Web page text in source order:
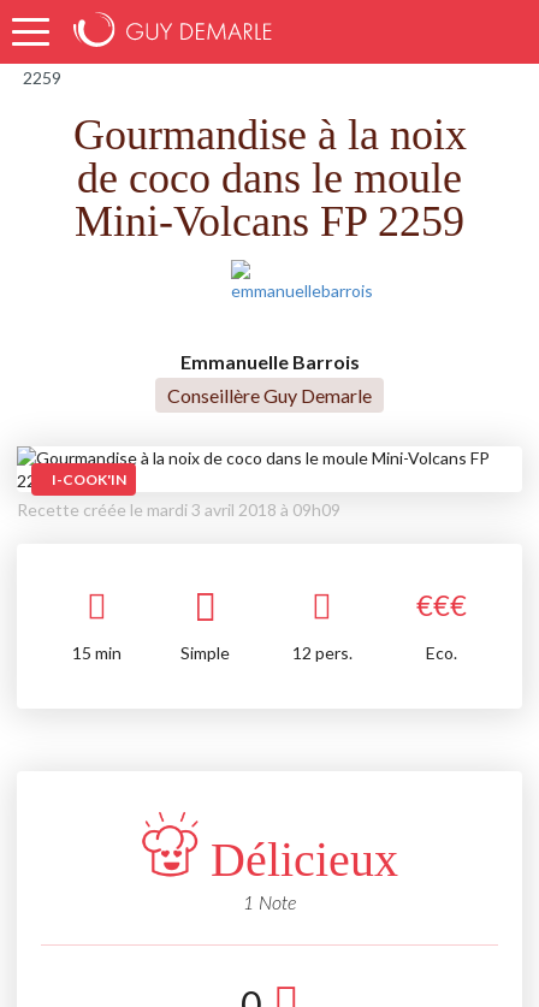
Accueil
Recettes
Gourmandise à la noix de coco dans le moule Mini-Volcans FP
2259
Gourmandise à la noix
de coco dans le moule
Mini-Volcans FP 2259
Emmanuelle Barrois
Conseillère Guy Demarle
I-COOK'IN
Recette créée le mardi 3 avril 2018 à 09h09
€€€
15 min Simple 12 pers. Eco.
Délicieux
1 Note